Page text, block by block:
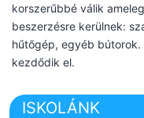
korszerűbbé válik
beszerzésre kerülnek:
hűtőgép, egyéb
kezdődik el.
ISKOLÁNK